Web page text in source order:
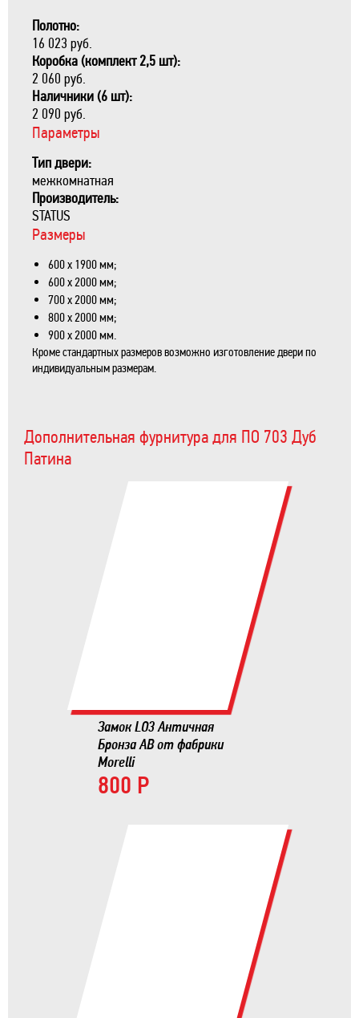
Полотно:
16 023 руб.
Коробка (комплект 2,5 шт):
2 060 руб.
Наличники (6 шт):
2 090 руб.
Параметры
Тип двери:
межкомнатная
Производитель:
STATUS
Размеры
600 х 1900 мм;
600 х 2000 мм;
700 х 2000 мм;
800 х 2000 мм;
900 х 2000 мм.
Кроме стандартных размеров возможно изготовление двери по
индивидуальным размерам.
Дополнительная фурнитура для ПО 703 Дуб
Патина
Замок LO3 Античная
Бронза AB от фабрики
Morelli
800 Р